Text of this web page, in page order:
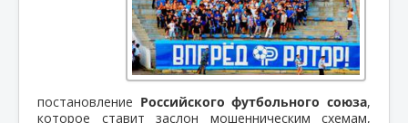
постановление Российского футбольного союза,
которое ставит заслон мошенническим схемам,